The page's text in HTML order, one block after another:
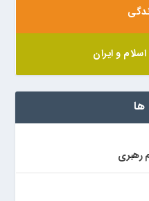
و ایران
ها
رهبری